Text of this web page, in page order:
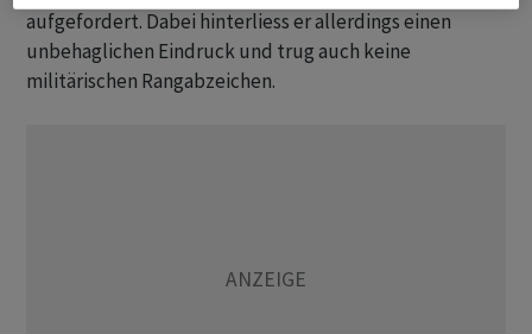
aufgefordert. Dabei hinterliess er allerdings einen
unbehaglichen Eindruck und trug auch keine
militärischen Rangabzeichen.